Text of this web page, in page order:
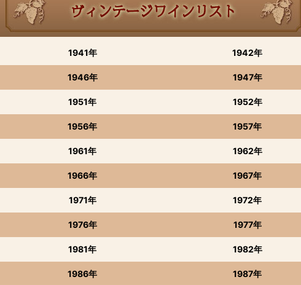
1941年 1942年
1946年 1947年
1951年 1952年
1956年 1957年
1961年 1962年
1966年 1967年
1971年 1972年
1976年 1977年
1981年 1982年
1986年 1987年